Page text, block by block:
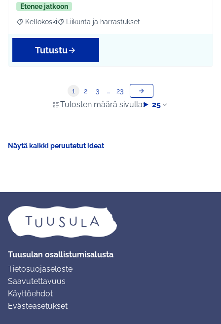
Etenee jatkoon
Rajaa tulokset aihepiirin mukaan: Kellokoski
Kellokoski Rajaa tulokset teeman mukaan: Liikunta ja
Liikunta ja harrastukset
Tutustu
Tulosten määrä sivulla: 25
1 2 3 … 23
Näytä kaikki peruutetut ideat
Tuusulan osallistumisalusta
Tietosuojaseloste
Saavutettavuus
Käyttöehdot
Evästeasetukset